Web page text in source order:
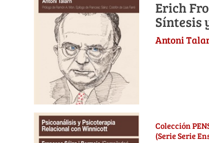
Erich
Síntesis
Antoni
Colección
(Serie Serie